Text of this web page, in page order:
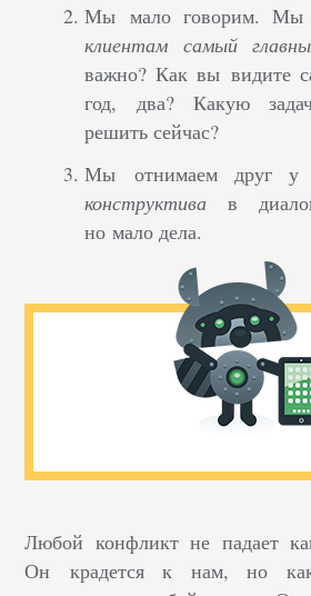
Мы мало говорим. Мы
клиентам самый
важно? Как вы видите
год, два? Какую
решить сейчас?
Мы отнимаем друг
конструктива в
но мало дела.
Любой конфликт не падает
Он крадется к нам, но